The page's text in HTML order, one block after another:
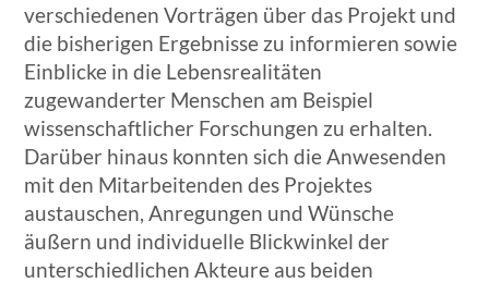
verschiedenen Vorträgen über das Projekt und
die bisherigen Ergebnisse zu informieren sowie
Einblicke in die Lebensrealitäten
zugewanderter Menschen am Beispiel
wissenschaftlicher Forschungen zu erhalten.
Darüber hinaus konnten sich die Anwesenden
mit den Mitarbeitenden des Projektes
austauschen, Anregungen und Wünsche
äußern und individuelle Blickwinkel der
unterschiedlichen Akteure aus beiden